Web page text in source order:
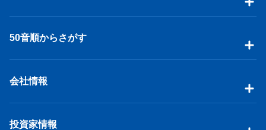
50音順からさがす
会社情報
投資家情報